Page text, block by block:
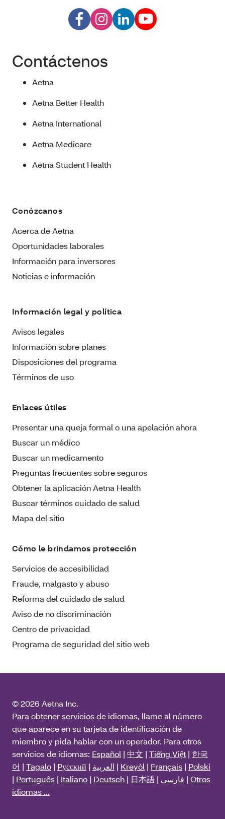
Contáctenos
Aetna
Aetna Better Health
Aetna International
Aetna Medicare
Aetna Student Health
Conózcanos
Acerca de Aetna
Oportunidades laborales
Información para inversores
Noticias e información
Información legal y política
Avisos legales
Información sobre planes
Disposiciones del programa
Términos de uso
Enlaces útiles
Presentar una queja formal o una apelación ahora
Buscar un médico
Buscar un medicamento
Preguntas frecuentes sobre seguros
Obtener la aplicación Aetna Health
Buscar términos cuidado de salud
Mapa del sitio
Cómo le brindamos protección
Servicios de accesibilidad
Fraude, malgasto y abuso
Reforma del cuidado de salud
Aviso de no discriminación
Centro de privacidad
Programa de seguridad del sitio web
© 2026 Aetna Inc.
Para obtener servicios de idiomas, llame al número
que aparece en su tarjeta de identificación de
miembro y pida hablar con un operador. Para otros
servicios de idiomas: Español | 中文 | Tiếng Việt | 한국
어 | Tagalo | Pусский | العربية | Kreyòl | Français | Polski
| Português | Italiano | Deutsch | 日本語 | فارسی | Otros
idiomas ...